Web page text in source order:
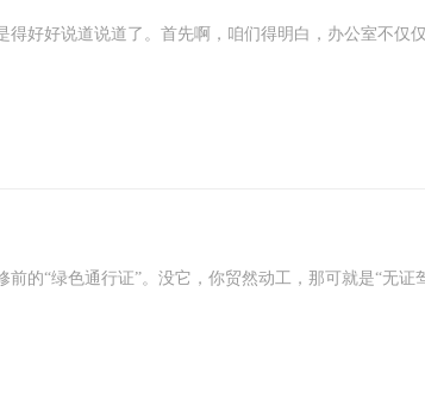
好好说道说道了。首先啊，咱们得明白，办公室不仅
用率、员工的私密性，还有整个办公室的氛围。在
“绿色通行证”。没它，你贸然动工，那可就是“无证
刚拿起锤子，就被告知：“嘿，兄弟，你施工许可证呢